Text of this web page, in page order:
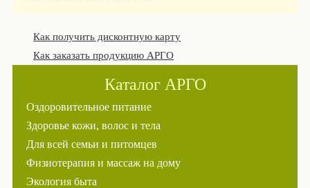
Как получить дисконтную карту
Как заказать продукцию АРГО
Каталог АРГО
Оздоровительное питание
Здоровье кожи, волос и тела
Для всей семьи и питомцев
Физиотерапия и массаж на дому
Экология быта